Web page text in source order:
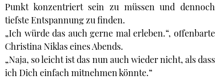
Punkt konzentriert sein zu müssen und dennoch
tiefste Entspannung zu finden.
„Ich würde das auch gerne mal erleben.“, offenbarte
Christina Niklas eines Abends.
„Naja, so leicht ist das nun auch wieder nicht, als dass
ich Dich einfach mitnehmen könnte.“